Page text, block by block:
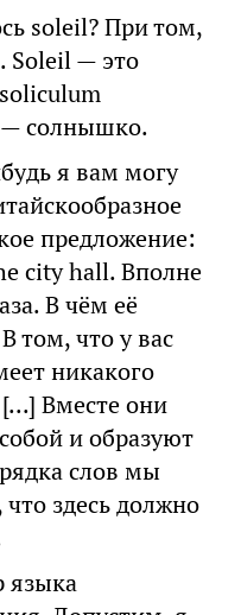
soleil? При том,
Soleil — это
— солнышко.
я вам могу
предложение:
city hall. Вполне
В чём её
том, что у вас
никакого
Вместе они
и образуют
слов мы
здесь должно
языка